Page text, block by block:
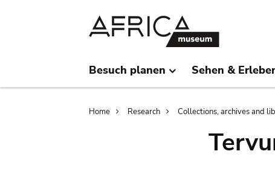
Besuch planen Sehen &
Breadcrumb
Home Research Collections, archives and